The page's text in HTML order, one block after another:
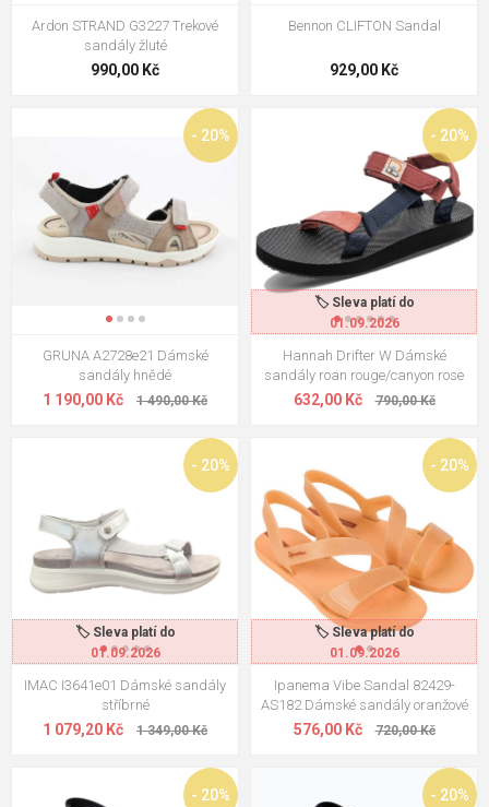
Ardon STRAND G3227 Trekové
sandály žluté
990,00 Kč
Bennon CLIFTON Sandal
929,00 Kč
- 20%
GRUNA A2728e21 Dámské
sandály hnědé
1 190,00 Kč 1 490,00 Kč
🏷️ Sleva platí do
01.09.2026
- 20%
Hannah Drifter W Dámské
sandály roan rouge/canyon rose
632,00 Kč 790,00 Kč
🏷️ Sleva platí do
01.09.2026
- 20%
IMAC I3641e01 Dámské sandály
stříbrné
1 079,20 Kč 1 349,00 Kč
🏷️ Sleva platí do
01.09.2026
- 20%
Ipanema Vibe Sandal 82429-
AS182 Dámské sandály oranžové
576,00 Kč 720,00 Kč
- 20% - 20%